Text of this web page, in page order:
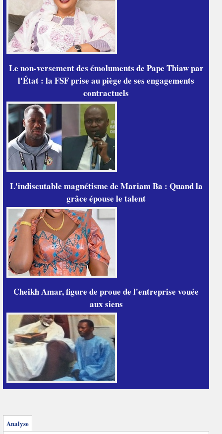
Le non-versement des émoluments de Pape Thiaw par
l'État : la FSF prise au piège de ses engagements
contractuels
L'indiscutable magnétisme de Mariam Ba : Quand la
grâce épouse le talent
Cheikh Amar, figure de proue de l'entreprise vouée
aux siens
Analyse